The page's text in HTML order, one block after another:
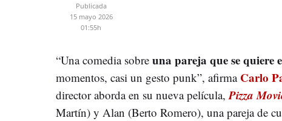
Publicada
15 mayo 2026
01:55h
“Una comedia sobre una pareja que se quiere
momentos, casi un gesto punk”, afirma Carlo
director aborda en su nueva película, Pizza
Martín) y Alan (Berto Romero), una pareja de